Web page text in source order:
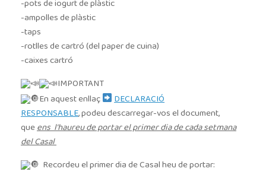
-pots de iogurt de plàstic
-ampolles de plàstic
-taps
-rotlles de cartró (del paper de cuina)
-caixes cartró
IMPORTANT
En aquest enllaç DECLARACIÓ
RESPONSABLE, podeu descarregar-vos el document,
queens l’haureu de portar el primer dia de cada setmana
del Casal
Recordeu el primer dia de Casal heu de portar: